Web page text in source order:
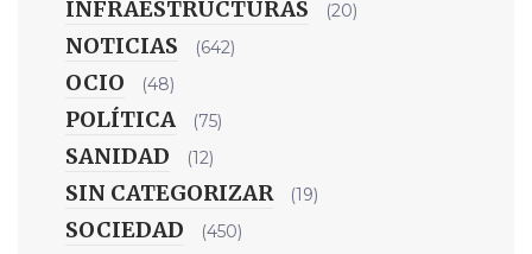
INFRAESTRUCTURAS (20)
NOTICIAS (642)
OCIO (48)
POLÍTICA (75)
SANIDAD (12)
SIN CATEGORIZAR (19)
SOCIEDAD (450)